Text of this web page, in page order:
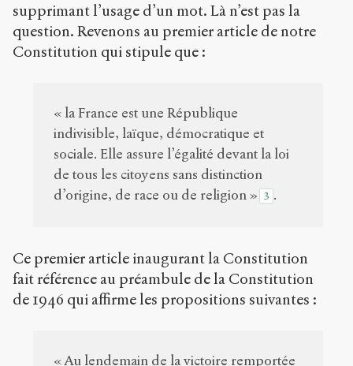
supprimant l’usage d’un mot. Là n’est pas la
question. Revenons au premier article de notre
Constitution qui stipule que :
« la France est une République
indivisible, laïque, démocratique et
sociale. Elle assure l’égalité devant la loi
de tous les citoyens sans distinction
d’origine, de race ou de religion » 3 .
Ce premier article inaugurant la Constitution
fait référence au préambule de la Constitution
de 1946 qui affirme les propositions suivantes :
« Au lendemain de la victoire remportée